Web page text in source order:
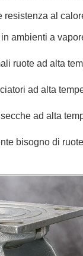
al
ambienti a
ruote ad alta
ad alta
ad alta
bisogno di